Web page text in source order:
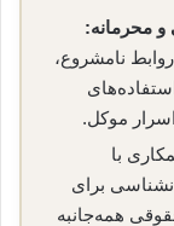
و محرمانه:
نامشروع،
موکل.
با
برای
همه‌جانبه